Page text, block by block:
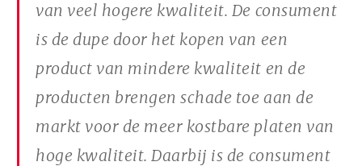
van veel hogere kwaliteit. De consument
is de dupe door het kopen van een
product van mindere kwaliteit en de
producten brengen schade toe aan de
markt voor de meer kostbare platen van
hoge kwaliteit. Daarbij is de consument